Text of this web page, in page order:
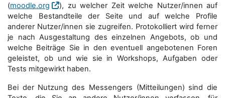
(moodle.org
), zu welcher Zeit welche Nutzer/innen auf
welche Bestandteile der Seite und auf welche Profile
anderer Nutzer/innen sie zugreifen. Protokolliert wird ferner
je nach Ausgestaltung des einzelnen Angebots, ob und
welche Beiträge Sie in den eventuell angebotenen Foren
geleistet, ob und wie sie in Workshops, Aufgaben oder
Tests mitgewirkt haben.
Bei der Nutzung des Messengers (Mitteilungen) sind die